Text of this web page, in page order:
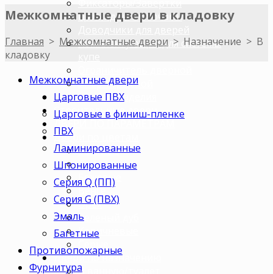
Цилиндры с ключами
Комплектующие для системы
Упор торцевой
Погонажные изделия
Строительные двери
ДВЕРИ ПО ПАРАМЕТРАМ
Двери по цветам
Светлые
Темные
Бежевые
Венге
Орех
Беленый дуб
Коричневые
Двери по назначению
В ванную/туалет
Межкомнатные двери в кладовку
Главная > Межкомнатные двери > Назначение > В
кладовку
Межкомнатные двери
Царговые ПВХ
Царговые в финиш-пленке
ПВХ
Ламинированные
Шпонированные
Серия Q (ПП)
Серия G (ПВХ)
Эмаль
Багетные
Противопожарные
Фурнитура